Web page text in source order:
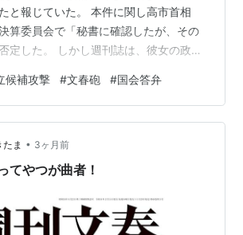
と報じていた。 本件に関し高市首相
算委員会で「秘書に確認したが、その
定した。 しかし週刊誌は、彼女の政策
具体的に報道していた。 以上から、彼
公式見解の表明であって、関与の実際
はならない。 問題は、そうした答弁で
ても、「目的のためには手段を選ば
政治姿勢を、広く印象付ける結果とな
候補攻撃 #文春砲 #国会答弁
ま • 3ヶ月前
てやつが曲者！